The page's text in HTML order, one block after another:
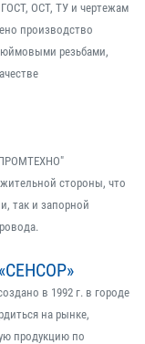
ОСТ, ТУ и чертежам
производство
резьбами,
стороны, что
так и запорной
в 1992 г. в городе
на рынке,
продукцию по